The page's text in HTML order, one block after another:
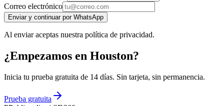
Correo electrónico
Enviar y continuar por WhatsApp
Al enviar aceptas nuestra política de privacidad.
¿Empezamos en Houston?
Inicia tu prueba gratuita de 14 días. Sin tarjeta, sin permanencia.
Prueba gratuita